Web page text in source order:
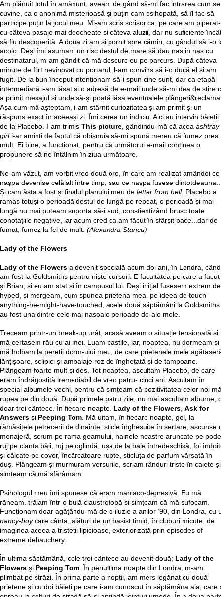
Am plănuit totul în amănunt, aveam de gând să-mi fac intrarea cum se
cuvine, ca o anonimă misterioasă și puțin cam psihopată, să îl fac să
participe puțin la jocul meu. Mi-am scris scrisorica, pe care am
cu câteva pasaje mai deocheate si câteva aluzii, dar nu suficiente încât
să fiu descoperită. A doua zi am și pornit spre cămin, cu gândul să i-o
acolo. Deși îmi asumam un risc destul de mare să dau nas in nas cu
destinatarul, m-am gândit că mă descurc eu pe parcurs. După câteva
minute de flirt nevinovat cu portarul, l-am convins să i-o ducă el și am
fugit. De la bun început intenționam să-i spun cine sunt, dar ca etapă
intermediară i-am lăsat și o adresă de e-mail unde să-mi dea de știre
a primit mesajul și unde să-și poată lăsa eventualele
Așa cum mă așteptam, i-am stârnit curiozitatea și am primit și un
răspuns exact în aceeași zi. Îmi cerea un indiciu. Aici au intervin băieții
de la Placebo. I-am trimis This picture, gândindu-mă că acea ashtray
girli-ar aminti de faptul că obișnuia să-mi spună mereu că fumez prea
mult. Ei bine, a funcționat, pentru că următorul e-mail conținea o
propunere să ne întâlnim în ziua următoare.
Ne-am văzut, am vorbit vreo două ore, în care am realizat amândoi ce
nașpa devenise celălalt între timp, sau ce nașpa fusese
Și cam ăsta a fost și finalul planului meu de letter from hell. Placebo a
ramas totuși o perioadă destul de lungă pe repeat, o perioadă și mai
lungă nu mai puteam suporta să-i aud, constientizând brusc toate
conotațiile negative, iar acum cred ca am făcut în sfârșit pace...dar de
fumat, fumez la fel de mult. (Alexandra Stancu)
Lady of the Flowers
Lady of the Flowers a devenit specială acum doi ani, în Londra, când
am fost la Goldsmiths pentru niște cursuri. E facultatea pe care a
și Brian, și eu am stat și în campusul lui. Deși inițial fusesem extrem de
hyped, și mergeam, cum spunea prietena mea, pe ideea de touch-
anything-he-might-have-touched, acele două săptămâni la Goldsmiths
au fost una dintre cele mai nasoale perioade de-ale mele.
Treceam printr-un break-up urât, acasă aveam o situație tensionată și
mă certasem rău cu ai mei. Luam pastile, iar, noaptea, nu dormeam și
mă holbam la pereții dorm-ului meu, de care prietenele mele
lănțișoare, sclipici și ambalaje roz de înghețată și de tampoane.
Plângeam foarte mult și des. Tot noaptea, ascultam Placebo, de care
eram îndrăgostită iremediabil de vreo patru- cinci ani. Ascultam în
special albumele vechi, pentru că simțeam că pozitivitatea celor noi mă
rupea pe din două. După primele patru zile, nu mai ascultam albume,
doar trei cântece. În fiecare noapte. Lady of the Flowers, Ask for
Answers și Peeping Tom. Mă uitam, în fiecare noapte, gol, la
rămășițele petrecerii de dinainte: sticle înghesuite în sertare, ascunse
menajeră, scrum pe rama geamului, hainele noastre aruncate pe
ruj pe clanța băii, ruj pe oglindă, ușa de la baie întredeschisă, foi
și călcate pe covor, încărcatoare rupte, sticluța de parfum vărsată în
duș. Plângeam și murmuram versurile, scriam rânduri triste în caiete și
simțeam că mă sfărâmam.
Psihologul meu îmi spunese că eram maniaco-depresivă. Eu mă
răneam, trăiam într-o bulă claustrofobă și simțeam că mă sufocam.
Funcționam doar agățându-mă de o iluzie a anilor ’90, din Londra, cu
nancy-boycare cânta, alături de un basist timid, în cluburi micuțe, de
imaginea aceea a tristeții lipicioase, exteriorizată prin episodes of
extreme debauchery.
În ultima săptămână, cele trei cântece au devenit două; Lady of the
Flowers și Peeping Tom. În penultima noapte din Londra, m-am
plimbat pe străzi. În prima parte a nopții, am mers legănat cu două
prietene și cu doi băieți pe care i-am cunoscut în săptămâna aia, care